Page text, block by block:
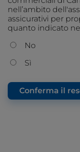
nell’ambito
assicurativi per
quanto indicato
No
Sì
Conferma il